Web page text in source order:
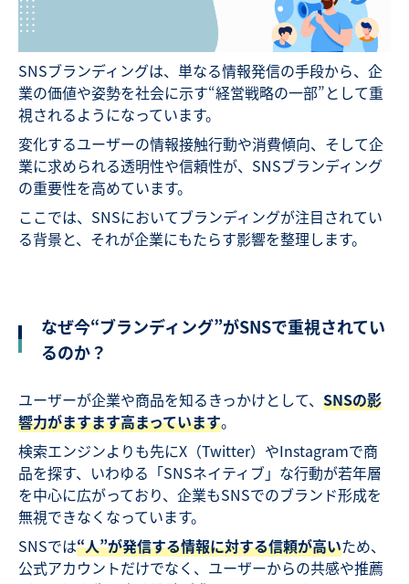
SNSブランディングは、単なる情報発信の手段から、企
業の価値や姿勢を社会に示す“経営戦略の一部”として重
視されるようになっています。
変化するユーザーの情報接触行動や消費傾向、そして企
業に求められる透明性や信頼性が、SNSブランディング
の重要性を高めています。
ここでは、SNSにおいてブランディングが注目されてい
る背景と、それが企業にもたらす影響を整理します。
なぜ今“ブランディング”がSNSで重視されてい
るのか？
ユーザーが企業や商品を知るきっかけとして、 SNSの影
響力がますます高まっています。
検索エンジンよりも先にX（Twitter）やInstagramで商
品を探す、いわゆる「SNSネイティブ」な行動が若年層
を中心に広がっており、企業もSNSでのブランド形成を
無視できなくなっています。
SNSでは“人”が発信する情報に対する信頼が高いため、
公式アカウントだけでなく、ユーザーからの共感や推薦